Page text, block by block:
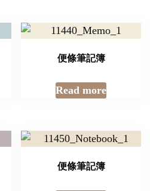
便條筆記簿
Read more
便條筆記簿